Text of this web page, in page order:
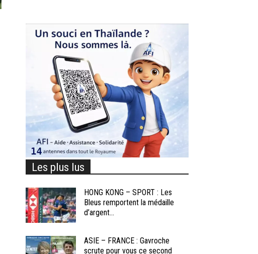
Les plus lus
HONG KONG – SPORT : Les
Bleus remportent la médaille
d’argent...
ASIE – FRANCE : Gavroche
scrute pour vous ce second